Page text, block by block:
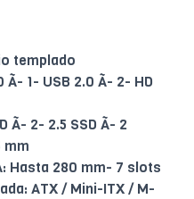
templado
1- USB 2.0 Ã- 2- HD
Ã- 2- 2.5 SSD Ã- 2
mm
Hasta 280 mm- 7 slots
ATX / Mini-ITX / M-